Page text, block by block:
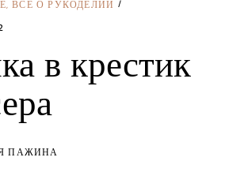
,ВСЕ О РУКОДЕЛИИ
в крестик
ПАЖИНА